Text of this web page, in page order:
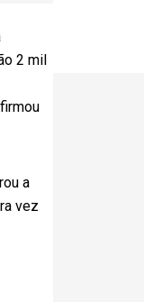
2 mil
a
vez